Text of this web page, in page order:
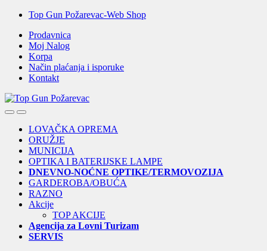
Skip
navigation
Skip
content
Top Gun Požarevac-Web Shop
Prodavnica
Moj Nalog
Korpa
Način plaćanja i isporuke
Kontakt
OpenClose
LOVAČKA OPREMA
ORUŽJE
MUNICIJA
OPTIKA I BATERIJSKE LAMPE
DNEVNO-NOĆNE OPTIKE/TERMOVOZIJA
GARDEROBA/OBUĆA
RAZNO
Akcije
TOP AKCIJE
Agencija za Lovni Turizam
SERVIS